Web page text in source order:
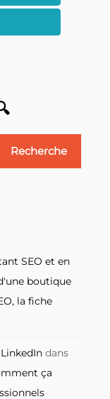
SEO et en
boutique
la fiche
dans
ça